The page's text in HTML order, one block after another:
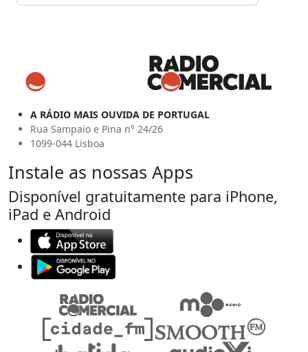
A RÁDIO MAIS OUVIDA DE PORTUGAL
Rua Sampaio e Pina n° 24/26
1099-044 Lisboa
Instale as nossas Apps
Disponível gratuitamente para iPhone,
iPad e Android